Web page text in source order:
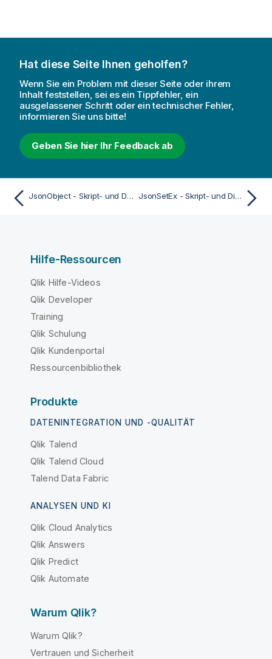
Hat diese Seite Ihnen geholfen?
Wenn Sie ein Problem mit dieser Seite oder ihrem
Inhalt feststellen, sei es ein Tippfehler, ein
ausgelassener Schritt oder ein technischer Fehler,
informieren Sie uns bitte!
Geben Sie hier Ihr Feedback ab
JsonObject - Skript- und Diagrammfunktion JsonSetEx - Skript- und Diagrammfunktion
Hilfe-Ressourcen
Qlik Hilfe-Videos
Qlik Developer
Training
Qlik Schulung
Qlik Kundenportal
Ressourcenbibliothek
Produkte
DATENINTEGRATION UND -QUALITÄT
Qlik Talend
Qlik Talend Cloud
Talend Data Fabric
ANALYSEN UND KI
Qlik Cloud Analytics
Qlik Answers
Qlik Predict
Qlik Automate
Warum Qlik?
Warum Qlik?
Vertrauen und Sicherheit